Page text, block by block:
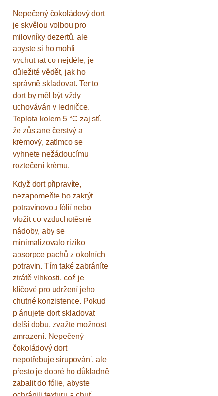
Nepečený čokoládový dort
je skvělou volbou pro
milovníky dezertů, ale
abyste si ho mohli
vychutnat co nejdéle, je
důležité vědět, jak ho
správně skladovat. Tento
dort by měl být vždy
uchováván v ledničce.
Teplota kolem 5 °C zajistí,
že zůstane čerstvý a
krémový, zatímco se
vyhnete nežádoucímu
roztečení krému.
Když dort připravíte,
nezapomeňte ho zakrýt
potravinovou fólií nebo
vložit do vzduchotěsné
nádoby, aby se
minimalizovalo riziko
absorpce pachů z okolních
potravin. Tím také zabráníte
ztrátě vlhkosti, což je
klíčové pro udržení jeho
chutné konzistence. Pokud
plánujete dort skladovat
delší dobu, zvažte možnost
zmrazení. Nepečený
čokoládový dort
nepotřebuje sirupování, ale
přesto je dobré ho důkladně
zabalit do fólie, abyste